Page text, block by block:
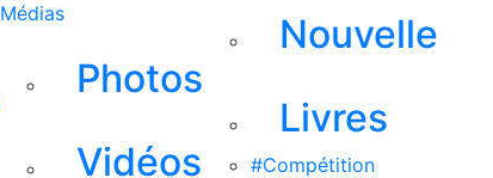
Médias
Photos
Vidéos
Nouvelle
Livres
#Compétition